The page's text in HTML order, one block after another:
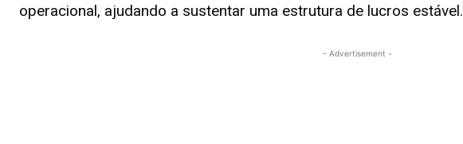
operacional, ajudando a sustentar uma estrutura de lucros estável.
- Advertisement -